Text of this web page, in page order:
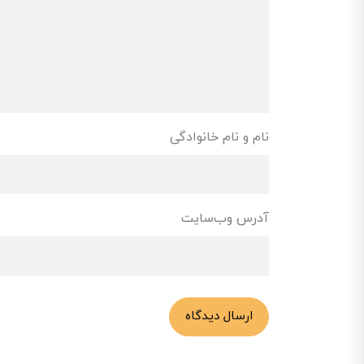
نام و نام خانوادگی
آدرس وب‌سایت
ارسال دیدگاه